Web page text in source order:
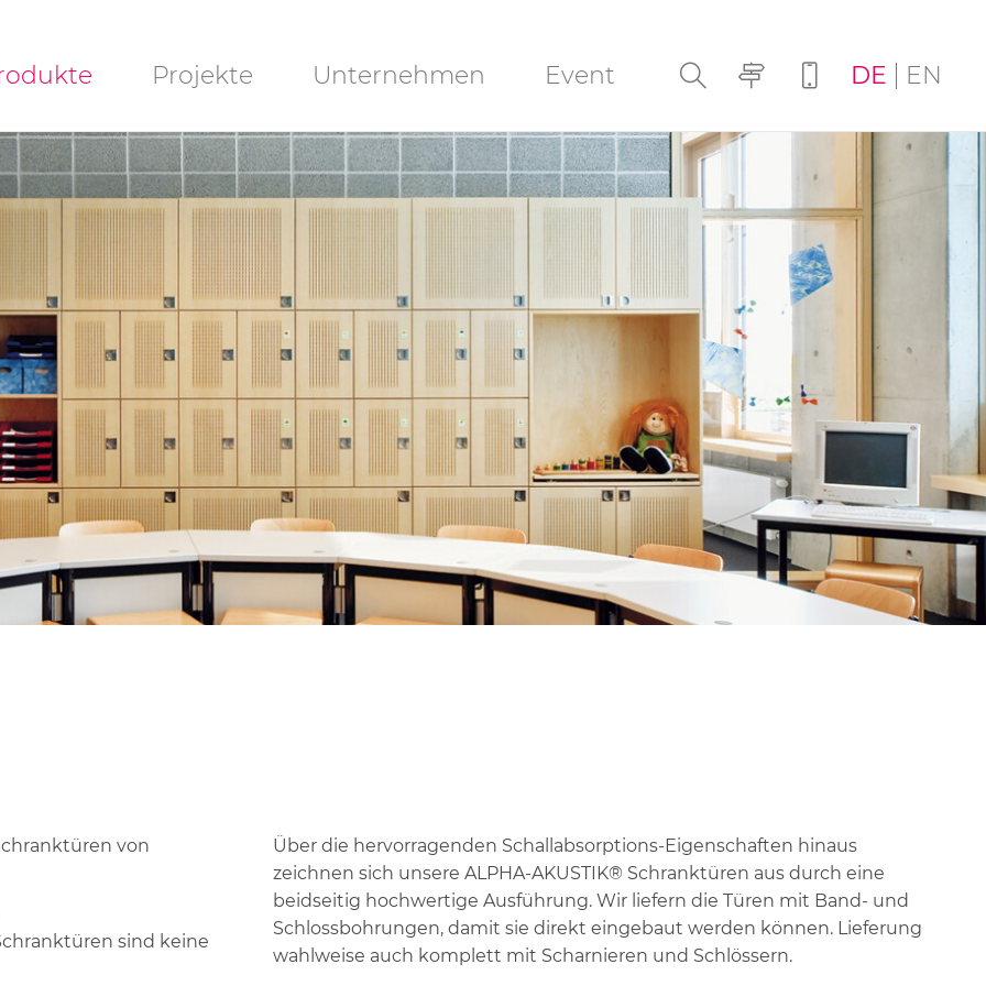
DE EN
Navigation
überspringen
Lite
Projekte Unternehmen
Downloads
Event
von
sind keine
Über die hervorragenden Schallabsorptions-Eigenschaften hinaus
zeichnen sich unsere ALPHA-AKUSTIK® Schranktüren aus durch eine
beidseitig hochwertige Ausführung. Wir liefern die Türen mit Band- und
Schlossbohrungen, damit sie direkt eingebaut werden können. Lieferung
wahlweise auch komplett mit Scharnieren und Schlössern.